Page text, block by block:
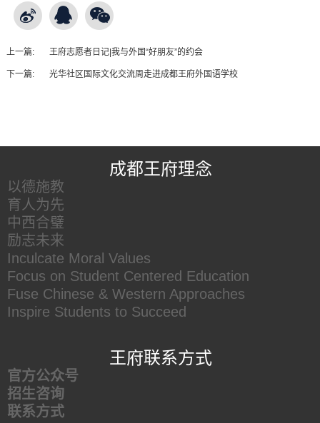
上一篇: 王府志愿者日记|我与外国“好朋友”的约会
下一篇: 光华社区国际文化交流周走进成都王府外国语学校
成都王府理念
以德施教
育人为先
中西合璧
励志未来
Inculcate Moral Values
Focus on Student Centered Education
Fuse Chinese & Western Approaches
Inspire Students to Succeed
王府联系方式
官方公众号
招生咨询
联系方式